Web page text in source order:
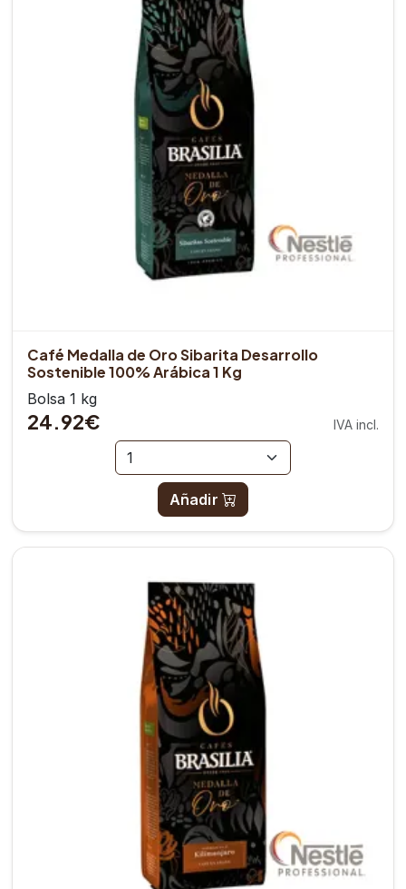
Café Medalla de Oro Sibarita Desarrollo
Sostenible 100% Arábica 1 Kg
Bolsa 1 kg
24.92€ IVA incl.
Añadir